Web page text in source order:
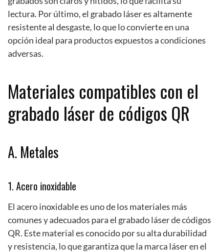
lectura. Por último, el grabado láser es altamente
resistente al desgaste, lo que lo convierte en una
opción ideal para productos expuestos a condiciones
adversas.
Materiales compatibles con el
grabado láser de códigos QR
A. Metales
1. Acero inoxidable
El acero inoxidable es uno de los materiales más
comunes y adecuados para el grabado láser de códigos
QR. Este material es conocido por su alta durabilidad
y resistencia, lo que garantiza que la marca láser en el